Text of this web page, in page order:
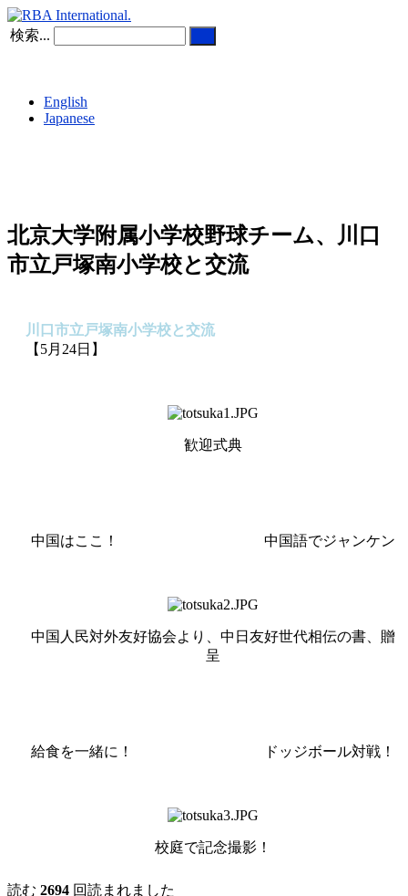
検索...
English
Japanese
北京大学附属小学校野球チーム、川口
市立戸塚南小学校と交流
川口市立戸塚南小学校と交流
【5月24日】
歓迎式典
中国はここ！ 中国語でジャンケン
中国人民対外友好協会より、中日友好世代相伝の書、贈
呈
給食を一緒に！ ドッジボール対戦！
校庭で記念撮影！
読む 2694 回読まれました